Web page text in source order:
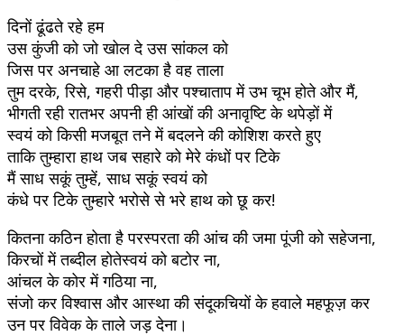
दिनों ढूंढते रहे हम
उस कुंजी को जो खोल दे उस सांकल को
जिस पर अनचाहे आ लटका है वह ताला
तुम दरके, रिसे, गहरी पीड़ा और पश्चाताप में उभ चूभ होते और मैं,
भीगती रही रातभर अपनी ही आंखों की अनावृष्टि के थपेड़ों में
स्वयं को किसी मजबूत तने में बदलने की कोशिश करते हुए
ताकि तुम्हारा हाथ जब सहारे को मेरे कंधों पर टिके
मैं साध सकूं तुम्हें, साध सकूं स्वयं को
कंधे पर टिके तुम्हारे भरोसे से भरे हाथ को छू कर!
कितना कठिन होता है परस्परता की आंच की जमा पूंजी को सहेजना,
किरचों में तब्दील होतेस्वयं को बटोर ना,
आंचल के कोर में गठिया ना,
संजो कर विश्वास और आस्था की संदूकचियों के हवाले महफूज़ कर
उन पर विवेक के ताले जड़ देना।